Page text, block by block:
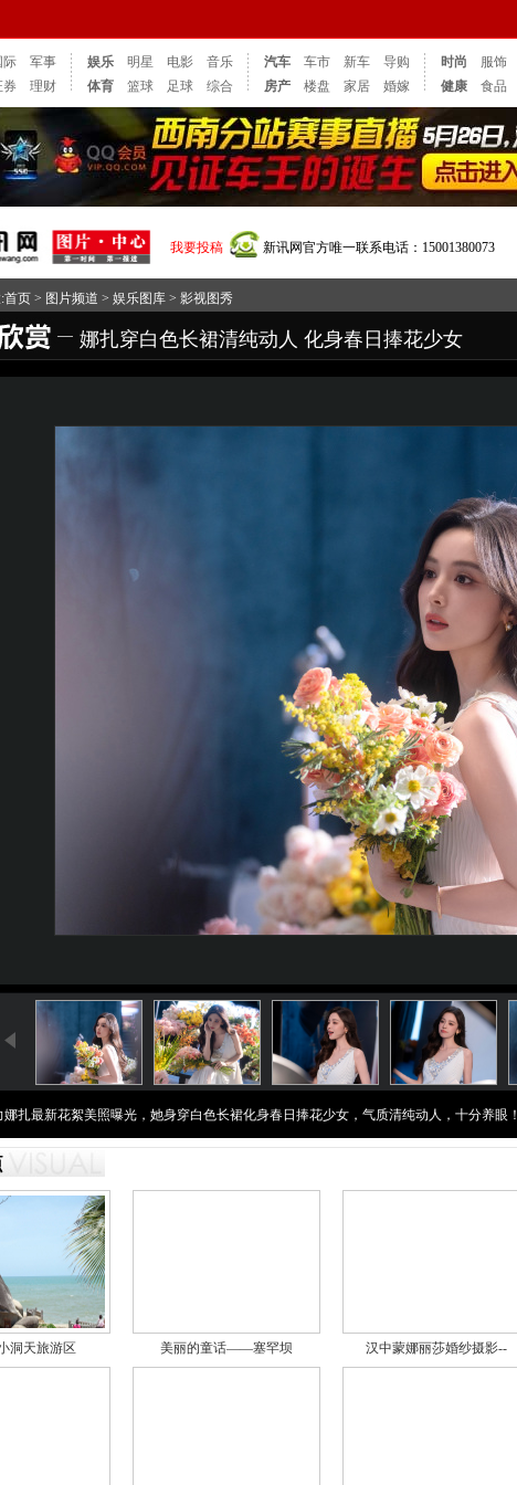
际
军事
券 理财
娱乐 明星 电影
音乐
体育
篮球 足球 综合
汽车 车市 新车
导购
房产
楼盘 家居 婚嫁
时尚 服饰
健康
食品
我要投稿 新讯网官方唯一联系电话：15001380073
首页 > 图片频道 > 娱乐图库 > 影视图秀
娜扎穿白色长裙清纯动人 化身春日捧花少女
娜扎最新花絮美照曝光，她身穿白色长裙化身春日捧花少女，气质清纯动人，十分养眼！
洞天旅游区 美丽的童话——塞罕坝 汉中蒙娜丽莎婚纱摄影--